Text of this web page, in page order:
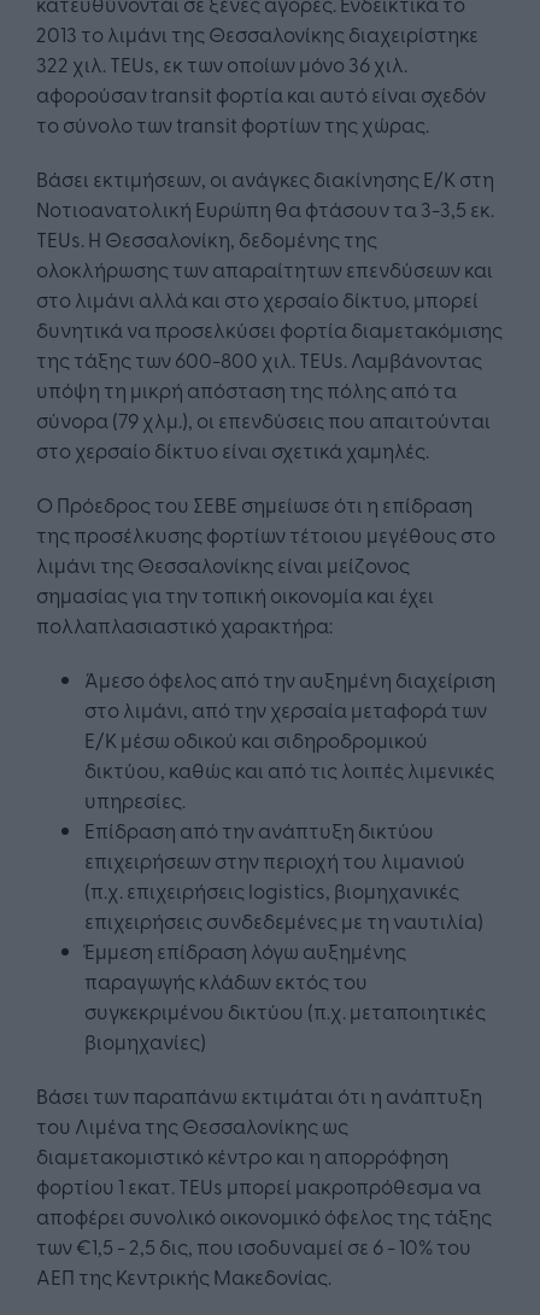
2013 το λιμάνι της Θεσσαλονίκης διαχειρίστηκε
322 χιλ. TEUs, εκ των οποίων μόνο 36 χιλ.
αφορούσαν transit φορτία και αυτό είναι σχεδόν
το σύνολο των transit φορτίων της χώρας.
Βάσει εκτιμήσεων, οι ανάγκες διακίνησης Ε/Κ στη
Νοτιοανατολική Ευρώπη θα φτάσουν τα 3-3,5 εκ.
TEUs. Η Θεσσαλονίκη, δεδομένης της
ολοκλήρωσης των απαραίτητων επενδύσεων και
στο λιμάνι αλλά και στο χερσαίο δίκτυο, μπορεί
δυνητικά να προσελκύσει φορτία διαμετακόμισης
της τάξης των 600-800 χιλ. TEUs. Λαμβάνοντας
υπόψη τη μικρή απόσταση της πόλης από τα
σύνορα (79 χλμ.), οι επενδύσεις που απαιτούνται
στο χερσαίο δίκτυο είναι σχετικά χαμηλές.
Ο Πρόεδρος του ΣΕΒΕ σημείωσε ότι η επίδραση
της προσέλκυσης φορτίων τέτοιου μεγέθους στο
λιμάνι της Θεσσαλονίκης είναι μείζονος
σημασίας για την τοπική οικονομία και έχει
πολλαπλασιαστικό χαρακτήρα:
Άμεσο όφελος από την αυξημένη διαχείριση
στο λιμάνι, από την χερσαία μεταφορά των
Ε/Κ μέσω οδικού και σιδηροδρομικού
δικτύου, καθώς και από τις λοιπές λιμενικές
υπηρεσίες.
Επίδραση από την ανάπτυξη δικτύου
επιχειρήσεων στην περιοχή του λιμανιού
(π.χ. επιχειρήσεις logistics, βιομηχανικές
επιχειρήσεις συνδεδεμένες με τη ναυτιλία)
Έμμεση επίδραση λόγω αυξημένης
παραγωγής κλάδων εκτός του
συγκεκριμένου δικτύου (π.χ. μεταποιητικές
βιομηχανίες)
Βάσει των παραπάνω εκτιμάται ότι η ανάπτυξη
του Λιμένα της Θεσσαλονίκης ως
διαμετακομιστικό κέντρο και η απορρόφηση
φορτίου 1 εκατ. TEUs μπορεί μακροπρόθεσμα να
αποφέρει συνολικό οικονομικό όφελος της τάξης
των €1,5 - 2,5 δις, που ισοδυναμεί σε 6 - 10% του
ΑΕΠ της Κεντρικής Μακεδονίας.